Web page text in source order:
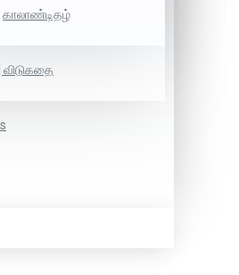
காலாண்டிதழ்
விடுகதை